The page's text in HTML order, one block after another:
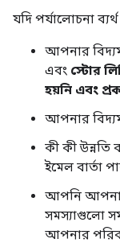
যদি পর্যালোচনা
আপনার
এবং স্টোর
হয়নি এবং
আপনার
কী কী
ইমেল বার্তা
আপনি আপনার
সমস্যাগুলো
আপনার